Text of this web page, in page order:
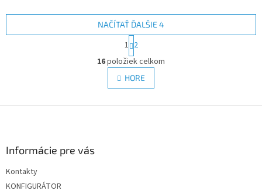
O
v
l
á
NAČÍTAŤ ĎALŠIE 4
S
t
r
á
n
k
v
1 2
16položiek celkom
HORE
Informácie pre vás
Kontakty
KONFIGURÁTOR